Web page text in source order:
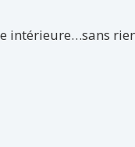
intérieure…sans